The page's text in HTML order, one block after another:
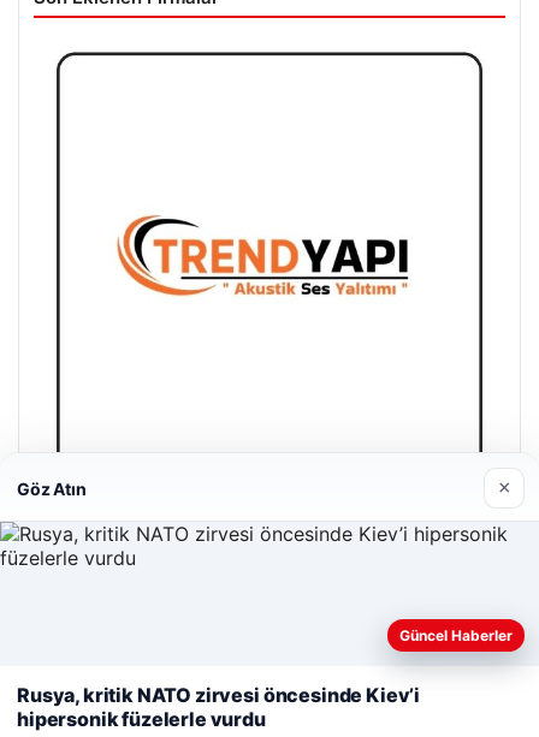
Trend Yapı Akustik
18/04/2026
Web sitemizi nasıl kullandığınızı daha iyi anlayabilmek,
kullanıyoruz.Çerez Politikamız
Göz Atın ×
Güncel Haberler
Rusya, kritik NATO zirvesi öncesinde Kiev’i
hipersonik füzelerle vurdu